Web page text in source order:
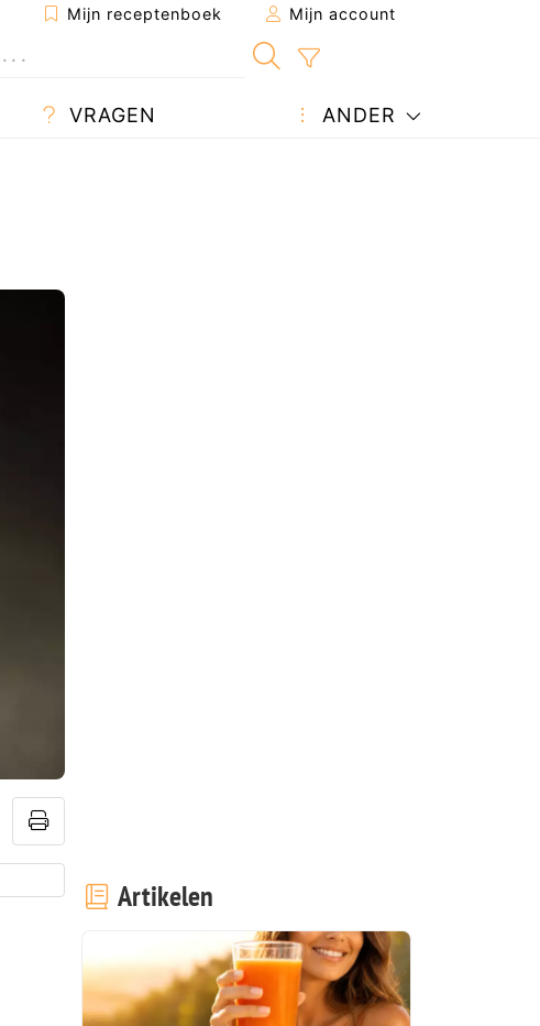
Mijn receptenboek Mijn account
VRAGEN ANDER
Artikelen